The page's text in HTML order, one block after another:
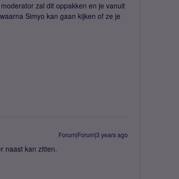
zal dit oppakken en je vanuit
Simyo kan gaan kijken of ze je
Forum|Forum|3 years ago
naast kan zitten.